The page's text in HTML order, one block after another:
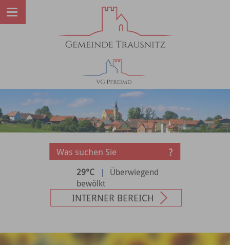
29°C |
Überwiegend
bewölkt
INTERNER BEREICH